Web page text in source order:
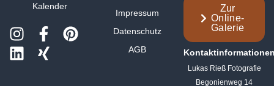
Kalender
Impressum
Datenschutz
AGB
Zur
Online-
Galerie
Lukas Rieß Fotografie
Begonienweg 14